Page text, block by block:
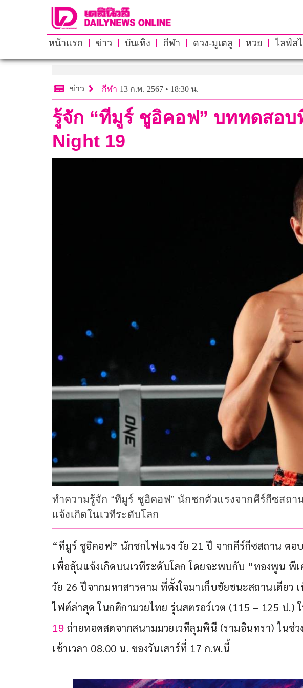
หน้าแรก ข่าว บันเทิง กีฬา ดวง-มูเตลู หวย ไลฟ์ส
ข่าว กีฬา 13 ก.พ. 2567 • 18:30 น.
รู้จัก “ทีมูร์ ชูอิคอฟ” บททดสอบ
Night 19
ทำความรู้จัก “ทีมูร์ ชูอิคอฟ” นักชกตัวแรงจากคีร์กีซสถ
แจ้งเกิดในเวทีระดับโลก
“ทีมูร์ ชูอิคอฟ” นักชกไฟแรง วัย 21 ปี จากคีร์กีซสถาน ตอ
เพื่อลุ้นแจ้งเกิดบนเวทีระดับโลก โดยจะพบกับ “ทองพูน พี
วัย 26 ปีจากมหาสารคาม ที่ตั้งใจมาเก็บชัยชนะสถานเดียว
ไฟต์ล่าสุด ในกติกามวยไทย รุ่นสตรอว์เวต (115 – 125 ป.)
19 ถ่ายทอดสดจากสนามมวยเวทีลุมพินี (รามอินทรา) ในช่ว
เช้าเวลา 08.00 น. ของวันเสาร์ที่ 17 ก.พ.นี้